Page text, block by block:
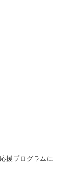
援プログラムに